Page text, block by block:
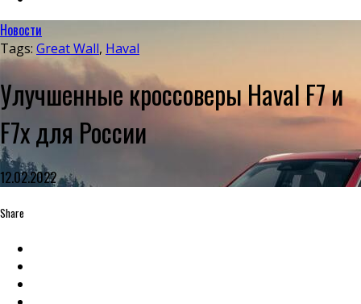
Новости
Tags: Great Wall, Haval
Улучшенные кроссоверы Haval F7 и
F7x для России
12.02.2022
Share